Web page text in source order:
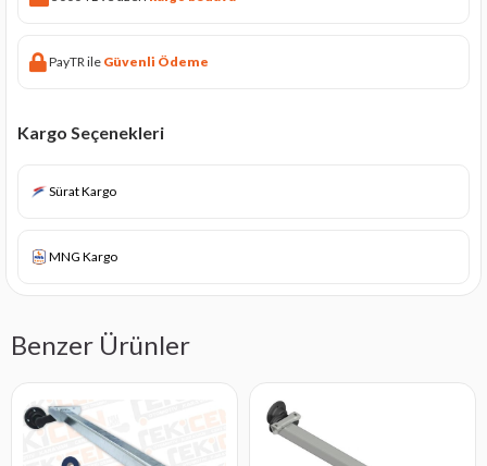
PayTR ile Güvenli Ödeme
Kargo Seçenekleri
Sürat Kargo
MNG Kargo
Benzer Ürünler